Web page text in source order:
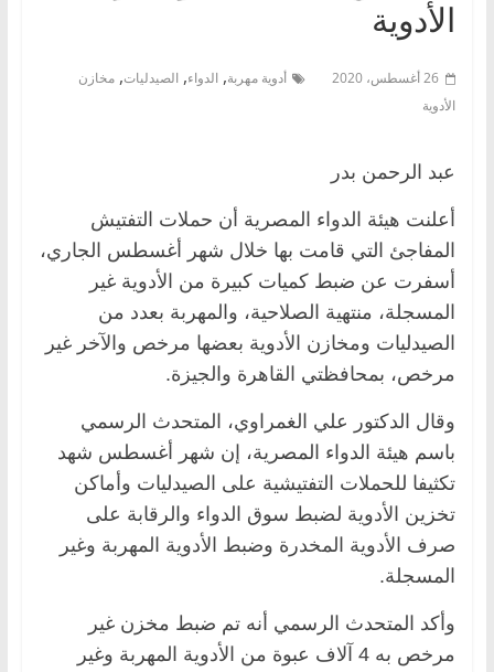
الأدوية
26 أغسطس، 2020 أدوية مهربة, الدواء, الصيدليات, مخازن
الأدوية
عبد الرحمن بدر
أعلنت هيئة الدواء المصرية أن حملات التفتيش
المفاجئ التي قامت بها خلال شهر أغسطس الجاري،
أسفرت عن ضبط كميات كبيرة من الأدوية غير
المسجلة، منتهية الصلاحية، والمهربة بعدد من
الصيدليات ومخازن الأدوية بعضها مرخص والآخر غير
مرخص، بمحافظتي القاهرة والجيزة.
وقال الدكتور علي الغمراوي، المتحدث الرسمي
باسم هيئة الدواء المصرية، إن شهر أغسطس شهد
تكثيفا للحملات التفتيشية على الصيدليات وأماكن
تخزين الأدوية لضبط سوق الدواء والرقابة على
صرف الأدوية المخدرة وضبط الأدوية المهربة وغير
المسجلة.
وأكد المتحدث الرسمي أنه تم ضبط مخزن غير
مرخص به 4 آلاف عبوة من الأدوية المهربة وغير